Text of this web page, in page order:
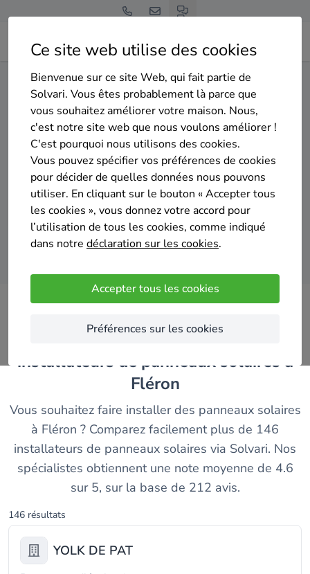
Ce site web utilise des cookies
Bienvenue sur ce site Web, qui fait partie de
Solvari. Vous êtes probablement là parce que
vous souhaitez améliorer votre maison. Nous,
c'est notre site web que nous voulons améliorer !
C'est pourquoi nous utilisons des cookies.
Vous pouvez spécifier vos préférences de cookies
pour décider de quelles données nous pouvons
utiliser. En cliquant sur le bouton « Accepter tous
les cookies », vous donnez votre accord pour
l’utilisation de tous les cookies, comme indiqué
dans notre déclaration sur les cookies.
Accepter tous les cookies
Préférences sur les cookies
Home Panneaux solaires Liège Fléron
Gratuit et sans engagement
Top 20 des installateurs de
panneaux solaires à Fléron
Comparer des devis
installateurs de panneaux solaires à
Fléron
Vous souhaitez faire installer des panneaux solaires
à Fléron ? Comparez facilement plus de 146
installateurs de panneaux solaires via Solvari. Nos
spécialistes obtiennent une note moyenne de 4.6
sur 5, sur la base de 212 avis.
146 résultats
YOLK DE PAT